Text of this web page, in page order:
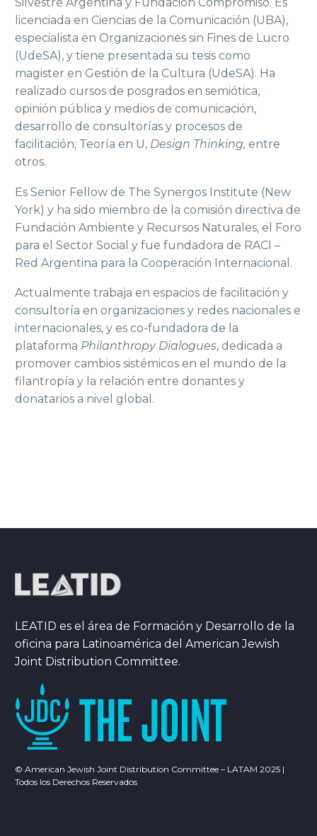
licenciada en Ciencias de la Comunicación (UBA),
especialista en Organizaciones sin Fines de Lucro
(UdeSA), y tiene presentada su tesis como
magister en Gestión de la Cultura (UdeSA). Ha
realizado cursos de posgrados en semiótica,
opinión pública y medios de comunicación,
desarrollo de consultorías y procesos de
facilitación; Teoría en U, Design Thinking, entre
otros.
Es Senior Fellow de The Synergos Institute (New
York) y ha sido miembro de la comisión directiva de
Fundación Ambiente y Recursos Naturales, el Foro
para el Sector Social y fue fundadora de RACI –
Red Argentina para la Cooperación Internacional.
Actualmente trabaja en espacios de facilitación y
consultoría en organizaciones y redes nacionales e
internacionales, y es co-fundadora de la
plataforma Philanthropy Dialogues, dedicada a
promover cambios sistémicos en el mundo de la
filantropía y la relación entre donantes y
donatarios a nivel global.
LEATID es el área de Formación y Desarrollo de la
oficina para Latinoamérica del American Jewish
Joint Distribution Committee.
© American Jewish Joint Distribution Committee – LATAM 2025 |
Todos los Derechos Reservados